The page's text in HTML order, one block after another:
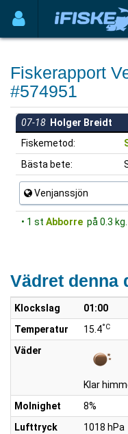
Fiskerapport
#574951
07-18 Holger Breidt
Fiskemetod:
Bästa bete:
Venjanssjön
• 1 st Abborre på 0.3
Vädret denna
Klockslag 01:00
Temperatur
15.4°C
Väder
Klar
Molnighet
8%
Lufttryck
1018 hPa